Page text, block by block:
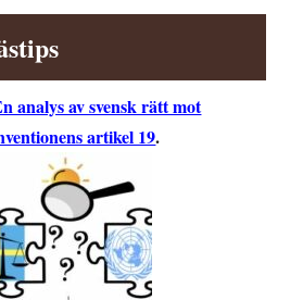
analys av svensk rätt mot
artikel 19.